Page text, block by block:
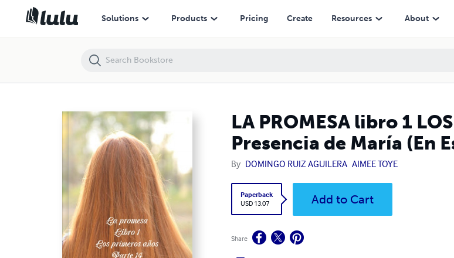
Solutions Products Pricing Create Resources About
LA PROMESA libro 1
Presencia de María (En
By DOMINGO RUIZ AGUILERA AIMEE TOYE
Paperback
USD 13.07
Add to Cart
Share
LA PROMESA libro 1 LOS PRIMEROS AÑOS Parte 14 Presencia de María (En Español, Escocés e Inglés)